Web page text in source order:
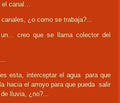
el canal…
¿o como se trabaja?...
creo que se llama colector del
esta, interceptar el agua para que
hacia el arroyo para que pueda salir
lluvia, ¿no?...